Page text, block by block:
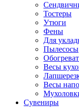
Тостеры
Утюги
Фены
Для
Пылесосы
Весы
Весы
Сувениры